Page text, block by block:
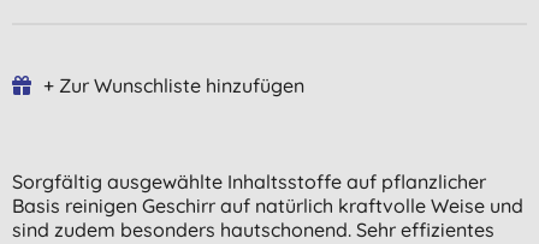
+ Zur Wunschliste hinzufügen
Sorgfältig ausgewählte Inhaltsstoffe auf pflanzlicher
Basis reinigen Geschirr auf natürlich kraftvolle Weise und
sind zudem besonders hautschonend. Sehr effizientes